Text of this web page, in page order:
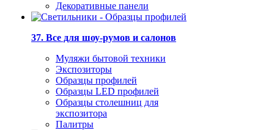
Декоративные панели
37. Все для шоу-румов и салонов
Муляжи бытовой техники
Экспозиторы
Образцы профилей
Образцы LED профилей
Образцы столешниц для
экспозитора
Палитры